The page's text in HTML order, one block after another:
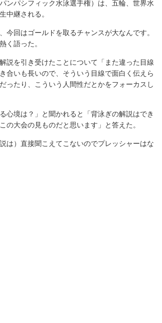
ンパシフィック水泳選手権）は、五輪、世界水
中継される。
回はゴールドを取るチャンスが大なんです。
く語った。
説を引き受けたことについて「また違った目線
合いも長いので、そういう目線で面白く伝えら
ったり、こういう人間性だとかをフォーカスし
境は？」と聞かれると「背泳ぎの解説はでき
の大会の見ものだと思います」と答えた。
は）直接聞こえてこないのでプレッシャーはな